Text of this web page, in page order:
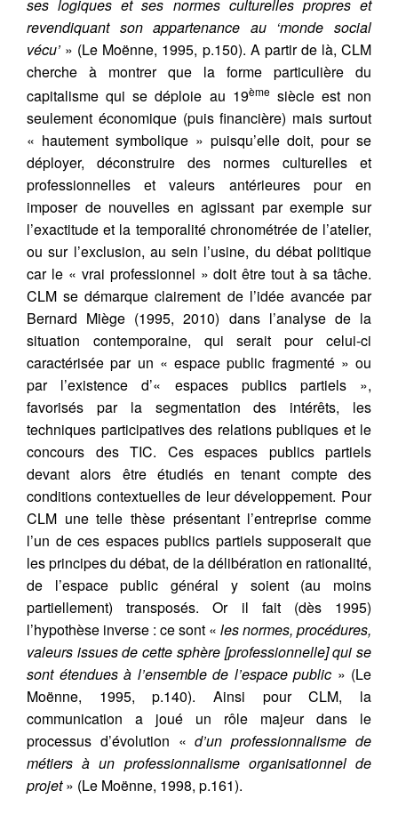
ses logiques et ses normes culturelles propres et
revendiquant son appartenance au ‘monde social
vécu’ » (Le Moënne, 1995, p.150). A partir de là, CLM
cherche à montrer que la forme particulière du
capitalisme qui se déploie au 19èmesiècle est non
seulement économique (puis financière) mais surtout
« hautement symbolique » puisqu’elle doit, pour se
déployer, déconstruire des normes culturelles et
professionnelles et valeurs antérieures pour en
imposer de nouvelles en agissant par exemple sur
l’exactitude et la temporalité chronométrée de l’atelier,
ou sur l’exclusion, au sein l’usine, du débat politique
car le « vrai professionnel » doit être tout à sa tâche.
CLM se démarque clairement de l’idée avancée par
Bernard Miège (1995, 2010) dans l’analyse de la
situation contemporaine, qui serait pour celui-ci
caractérisée par un « espace public fragmenté » ou
par l’existence d’« espaces publics partiels »,
favorisés par la segmentation des intérêts, les
techniques participatives des relations publiques et le
concours des TIC. Ces espaces publics partiels
devant alors être étudiés en tenant compte des
conditions contextuelles de leur développement. Pour
CLM une telle thèse présentant l’entreprise comme
l’un de ces espaces publics partiels supposerait que
les principes du débat, de la délibération en rationalité,
de l’espace public général y soient (au moins
partiellement) transposés. Or il fait (dès 1995)
l’hypothèse inverse : ce sont « les normes, procédures,
valeurs issues de cette sphère [professionnelle] qui se
sont étendues à l’ensemble de l’espace public » (Le
Moënne, 1995, p.140). Ainsi pour CLM, la
communication a joué un rôle majeur dans le
processus d’évolution «d’un professionnalisme de
métiers à un professionnalisme organisationnel de
projet» (Le Moënne, 1998, p.161).